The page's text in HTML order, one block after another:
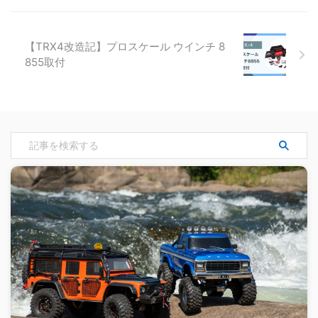
【TRX4改造記】プロスケール ウインチ 8
855取付